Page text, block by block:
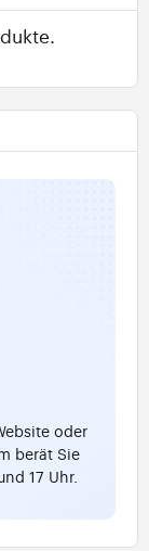
oder
berät Sie
17 Uhr.